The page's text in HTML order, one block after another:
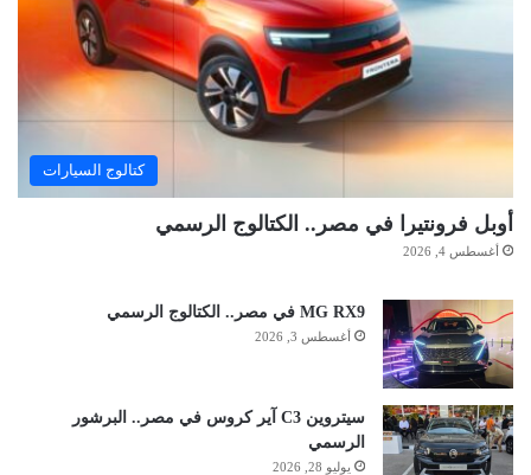
كتالوج السيارات
أوبل فرونتيرا في مصر.. الكتالوج الرسمي
أغسطس 4, 2026
MG RX9 في مصر.. الكتالوج الرسمي
أغسطس 3, 2026
سيتروين C3 آير كروس في مصر.. البرشور
الرسمي
يوليو 28, 2026